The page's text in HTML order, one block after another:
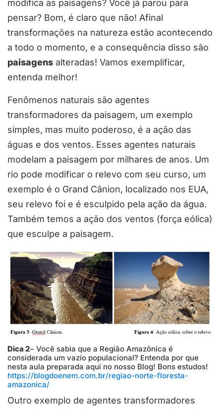
modifica as paisagens? Você já parou para
pensar? Bom, é claro que não! Afinal
transformações na natureza estão acontecendo
a todo o momento, e a consequência disso são
paisagens alteradas! Vamos exemplificar,
entenda melhor!
Fenômenos naturais são agentes
transformadores da paisagem, um exemplo
simples, mas muito poderoso, é a ação das
águas e dos ventos. Esses agentes naturais
modelam a paisagem por milhares de anos. Um
rio pode modificar o relevo com seu curso, um
exemplo é o Grand Cânion, localizado nos EUA,
seu relevo foi e é esculpido pela ação da água.
Também temos a ação dos ventos (força eólica)
que esculpe a paisagem.
Dica 2– Você sabia que a Região Amazônica é
considerada um vazio populacional? Entenda por que
nesta aula preparada aqui no nosso Blog! Bons estudos!
https://blogdoenem.com.br/regiao-norte-floresta-
amazonica/
Outro exemplo de agentes transformadores